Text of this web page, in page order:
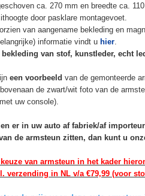
ca. 270 mm en breedte ca.
door pasklare montagevoet.
van aangename bekleding en
informatie vindt u hier.
bekleding van stof, kunstleder, echt
een voorbeeld van de gemonteerde
de zwart/wit foto van de
uw console).
er in uw auto af fabriek/af
de armsteun zitten, dan kunt u
van armsteun in het kader
verzending in NL v/a €79,99 (voor